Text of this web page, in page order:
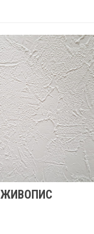
ЖИВОПИС